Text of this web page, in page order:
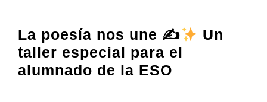
La poesía nos une ✍
Un
taller especial para el
alumnado de la ESO